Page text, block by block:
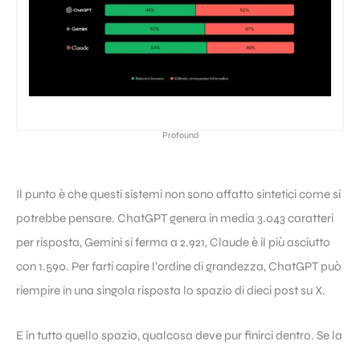
Profound
Il punto è che questi sistemi non sono affatto sintetici come si
potrebbe pensare. ChatGPT genera in media 3.043 caratteri
per risposta, Gemini si ferma a 2.921, Claude è il più asciutto
con 1.590. Per farti capire l’ordine di grandezza, ChatGPT può
riempire in una singola risposta lo spazio di dieci post su X.
E in tutto quello spazio, qualcosa deve pur finirci dentro. Se la